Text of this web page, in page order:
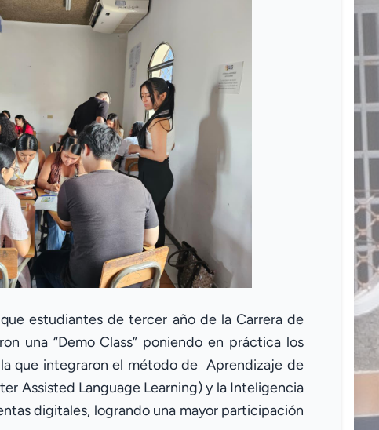
estudiantes de tercer año de la Carrera de
una “Demo Class” poniendo en práctica los
que integraron el método de Aprendizaje de
Assisted Language Learning) y la Inteligencia
digitales, logrando una mayor participación